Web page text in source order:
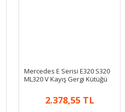
Mercedes E Serisi E320 S320
ML320 V Kayış Gergi Kütüğü
2.378,55 TL